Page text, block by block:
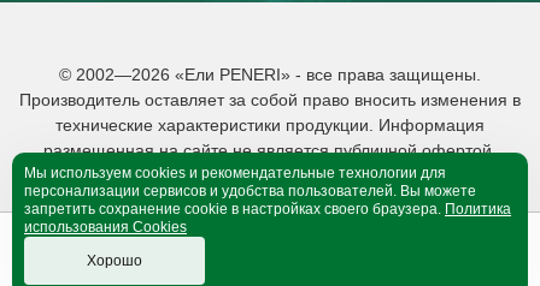
0
© 2002—2026 «Ели PENERI» - все права защищены.
Производитель оставляет за собой право вносить изменения в
технические характеристики продукции. Информация
размещенная на сайте не является публичной офертой.
Политика обработки персональных данных
Мы используем cookies и рекомендательные технологии для
персонализации сервисов и удобства пользователей. Вы можете
запретить сохранение cookie в настройках своего браузера. Политика
использования Cookies
Хорошо